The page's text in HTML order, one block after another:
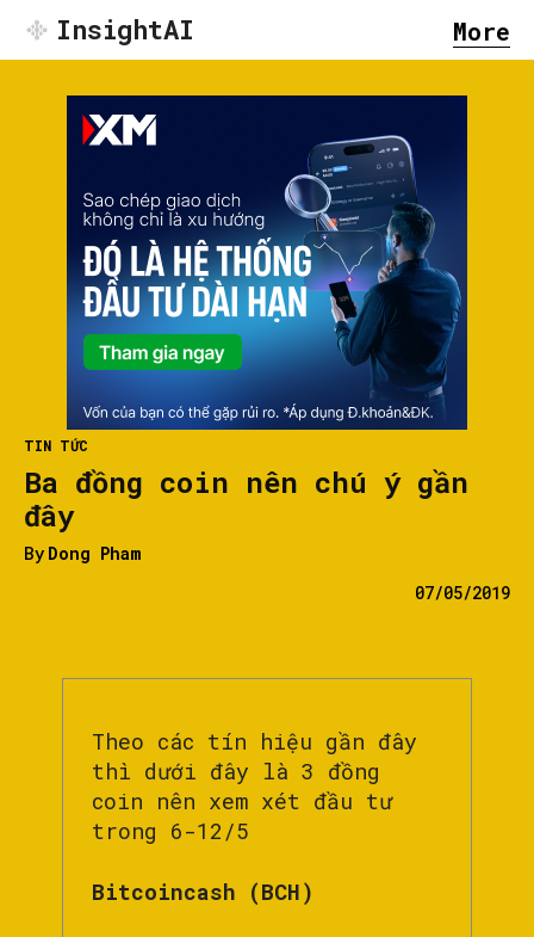
InsightAI More
TIN TỨC
Ba đồng coin nên chú ý gần
đây
By Dong Pham
07/05/2019
Theo các tín hiệu gần đây
thì dưới đây là 3 đồng
coin nên xem xét đầu tư
trong 6-12/5
Bitcoincash (BCH)